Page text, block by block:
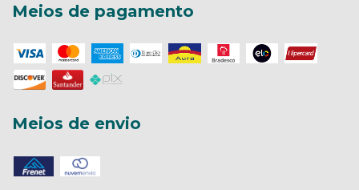
Meios de pagamento
Meios de envio